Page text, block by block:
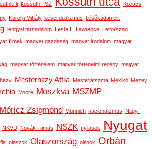
Kossuth TSZ Kovács
Károlyi Mihály kései dualizmus
későkádári elit
lengyel társadalom Leslie L. Lawrence
Lettország
filmek magyar gazdaság magyar irodalom magyar
magyar történelem magyar történelmi regény magyar
Mesterházy Attila Mesterjátszma Mexikó Mezey
Moore Moszkva MSZMP
Móricz Zsigmond Münnich nacionalizmus Nagy-
NKVD Novák Tamás NSZK nyilasok Nyugat
olaszok Olaszország oláhok Orbán